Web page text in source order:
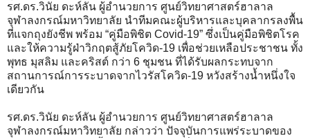
รศ.ดร.วินัย ดะห์ลัน ผู้อำนวยการ ศูนย์วิทยาศาสตร์ฮาลาล
จุฬาลงกรณ์มหาวิทยาลัย นำทีมคณะผู้บริหารและบุคลากรลงพื้น
ที่แจกถุงยังชีพ พร้อม “คู่มือพิชิต Covid-19” ซึ่งเป็นคู่มือพิชิตโรค
และให้ความรู้ฝ่าวิกฤตสู้ภัยโควิด-19 เพื่อช่วยเหลือประชาชน ทั้ง
พุทธ มุสลิม และคริสต์ กว่า 6 ชุมชน ที่ได้รับผลกระทบจาก
สถานการณ์การระบาดจากไวรัสโควิด-19 หวังสร้างน้ำหนึ่งใจ
เดียวกัน
รศ.ดร.วินัย ดะห์ลัน ผู้อำนวยการ ศูนย์วิทยาศาสตร์ฮาลาล
จุฬาลงกรณ์มหาวิทยาลัย กล่าวว่า ปัจจุบันการแพร่ระบาดของ